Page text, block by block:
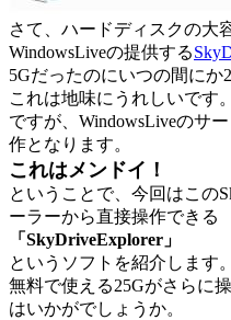
さて、ハードディスクの大
WindowsLiveの提供する
5Gだったのにいつの間にか
これは地味にうれしいです。
ですが、WindowsLiveのサ
作となります。
これはメンドイ！
ということで、今回はこの
ーラーから直接操作できる
「SkyDriveExplorer」
というソフトを紹介します。
無料で使える25Gがさらに
はいかがでしょうか。